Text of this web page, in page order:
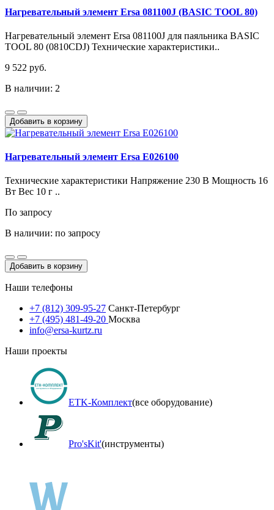
Нагревательный элемент Ersa 081100J (BASIC TOOL 80)
Нагревательный элемент Ersa 081100J для паяльника BASIC
TOOL 80 (0810CDJ) Технические характеристики..
9 522 руб.
В наличии: 2
Добавить в корзину
Нагревательный элемент Ersa E026100
Технические характеристики Напряжение 230 В Мощность 16
Вт Вес 10 г ..
По запросу
В наличии: по запросу
Добавить в корзину
Наши телефоны
+7 (812) 309-95-27 Санкт-Петербург
+7 (495) 481-49-20 Москва
info@ersa-kurtz.ru
Наши проекты
ETK-Комплект(все оборудование)
Pro'sKit'(инструменты)